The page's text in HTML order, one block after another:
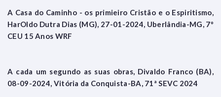
A Casa do Caminho - os primieiro Cristão e o Espiritismo,
HarOldo Dutra Dias (MG), 27-01-2024, Uberlândia-MG, 7º
CEU 15 Anos WRF
A cada um segundo as suas obras, Divaldo Franco (BA),
08-09-2024, Vitória da Conquista-BA, 71ª SEVC 2024